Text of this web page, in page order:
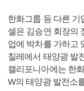
한화그룹 등 다른 기
셀은 김승연 회장의
업에 박차를 가하고
칠레에서 태양광 발
캘리포니아에는 한
W의 태양광 발전소